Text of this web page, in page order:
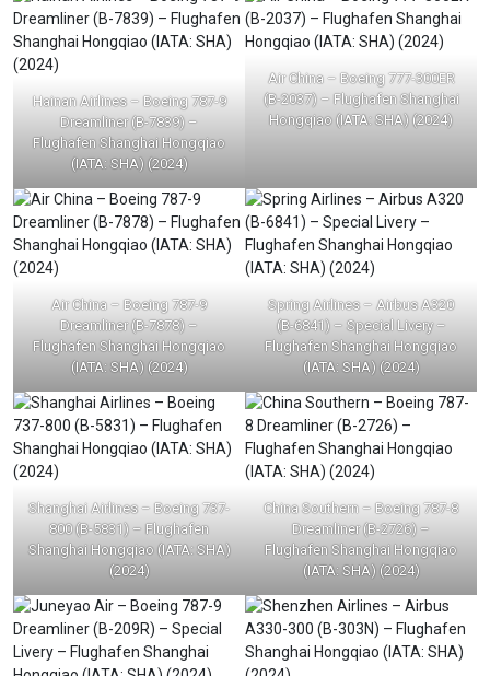
Hainan Airlines – Boeing 787-9
Dreamliner (B-7839) –
Flughafen Shanghai Hongqiao
(IATA: SHA) (2024)
Air China – Boeing 777-300ER
(B-2037) – Flughafen Shanghai
Hongqiao (IATA: SHA) (2024)
Air China – Boeing 787-9
Dreamliner (B-7878) –
Flughafen Shanghai Hongqiao
(IATA: SHA) (2024)
Spring Airlines – Airbus A320
(B-6841) – Special Livery –
Flughafen Shanghai Hongqiao
(IATA: SHA) (2024)
Shanghai Airlines – Boeing 737-
800 (B-5831) – Flughafen
Shanghai Hongqiao (IATA: SHA)
(2024)
China Southern – Boeing 787-8
Dreamliner (B-2726) –
Flughafen Shanghai Hongqiao
(IATA: SHA) (2024)